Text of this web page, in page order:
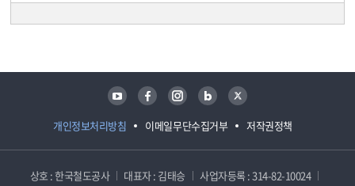
개인정보처리방침 이메일무단수집거부 저작권정책
유튜브 페이스북 인스타그램 블로그 트위터
상호 : 한국철도공사 대표자 : 김태승
사업자등록 : 314-82-10024